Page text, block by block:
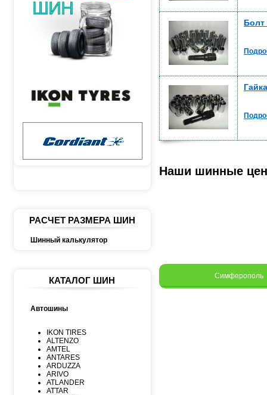
РАСЧЕТ РАЗМЕРА ШИН
Шинный калькулятор
КАТАЛОГ ШИН
Автошины
IKON TIRES
ALTENZO
AMTEL
ANTARES
ARDUZZA
ARIVO
ATLANDER
ATTAR
Болт
Наши шинные
Симферополь